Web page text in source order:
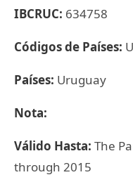
IBCRUC: 634758
Códigos de Países:
Países: Uruguay
Nota:
Válido Hasta: The
through 2015